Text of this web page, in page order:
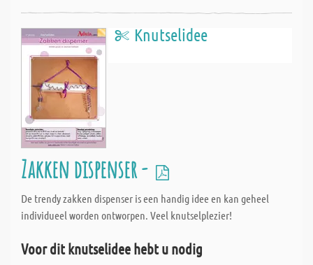
Knutselidee
Zakken dispenser -
De trendy zakken dispenser is een handig idee en kan geheel
individueel worden ontworpen. Veel knutselplezier!
Voor dit knutselidee hebt u nodig